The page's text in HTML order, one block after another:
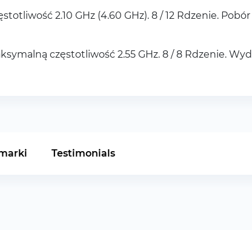
2.10 GHz (4.60 GHz). 8 / 12 Rdzenie.
częstotliwość 2.55 GHz. 8 / 8 Rdzenie.
Testimonials